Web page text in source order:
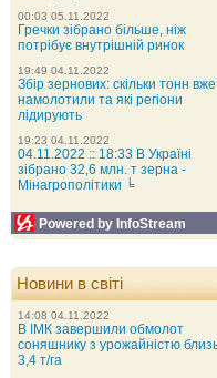
00:03 05.11.2022
Гречки зібрано більше, ніж
потрібує внутрішній ринок
19:49 04.11.2022
Збір зернових: скільки тонн вже
намолотили та які регіони
лідирують
19:23 04.11.2022
04.11.2022 :: 18:33 В Україні
зібрано 32,6 млн. т зерна -
Мінагрополітики ╘
Powered by InfoStream
Новини в світі
14:08 04.11.2022
В ІМК завершили обмолот
соняшнику з урожайністю
3,4 т/га